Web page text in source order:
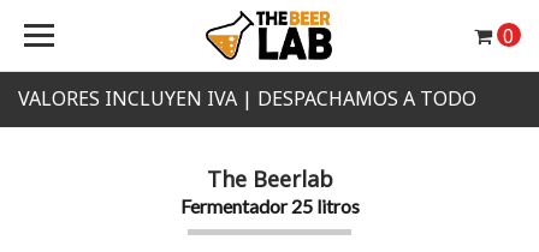
VALORES INCLUYEN IVA | DESPACHAMOS A TODO
0
The Beerlab
Fermentador 25 litros